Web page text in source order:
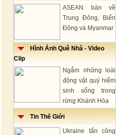
ASEAN bàn về
Trung Đông, Biển
Đông và Myanmar
Hình Ảnh Quê Nhà - Video
Clip
Ngắm những loài
động vật quý hiếm
sinh sống trong
rừng Khánh Hòa
Tin Thế Giới
Ukraine tấn công